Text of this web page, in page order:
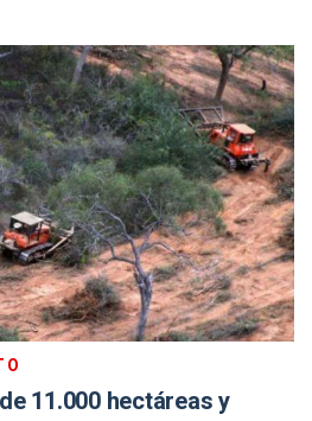
11.000 hectáreas y